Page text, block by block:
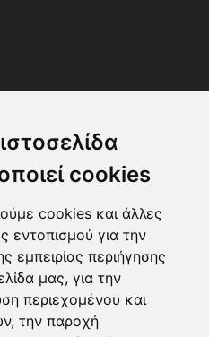
cookies
cookies και άλλες
εντοπισμού για την
εμπειρίας περιήγησης
μας, για την
περιεχομένου και
την παροχή